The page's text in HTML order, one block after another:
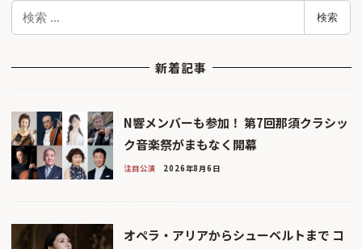
検
検索
新着記事
N響メンバーも参加！ 第7回那須クラシッ
ク音楽祭がまもなく開幕
注目公演 2026年8月6日
オペラ・アリアからシューベルトまで コ